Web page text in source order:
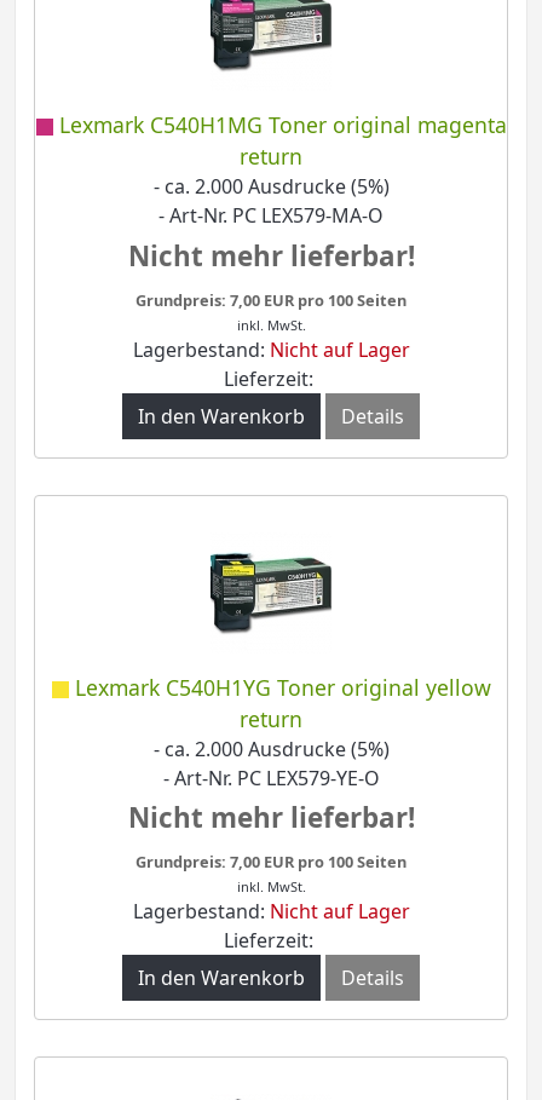
Lexmark C540H1MG Toner original magenta
return
- ca. 2.000 Ausdrucke (5%)
- Art-Nr. PC LEX579-MA-O
Nicht mehr lieferbar!
Grundpreis: 7,00 EUR pro 100 Seiten
inkl. MwSt.
Lagerbestand: Nicht auf Lager
Lieferzeit:
In den Warenkorb
Details
Lexmark C540H1YG Toner original yellow
return
- ca. 2.000 Ausdrucke (5%)
- Art-Nr. PC LEX579-YE-O
Nicht mehr lieferbar!
Grundpreis: 7,00 EUR pro 100 Seiten
inkl. MwSt.
Lagerbestand: Nicht auf Lager
Lieferzeit:
In den Warenkorb
Details